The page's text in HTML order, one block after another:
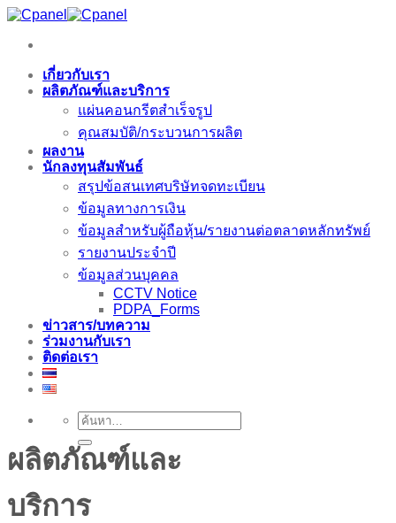
ข้าม
เนื้อหา
เกี่ยวกับเรา
ผลิตภัณฑ์และบริการ
แผ่นคอนกรีตสำเร็จรูป
คุณสมบัติ/กระบวนการผลิต
ผลงาน
นักลงทุนสัมพันธ์
สรุปข้อสนเทศบริษัทจดทะเบียน
ข้อมูลทางการเงิน
ข้อมูลสำหรับผู้ถือหุ้น/รายงานต่อตลาดหลักทรัพย์
รายงานประจำปี
ข้อมูลส่วนบุคคล
CCTV Notice
PDPA_Forms
ข่าวสาร/บทความ
ร่วมงานกับเรา
ติดต่อเรา
ผลิตภัณฑ์และ
บริการ